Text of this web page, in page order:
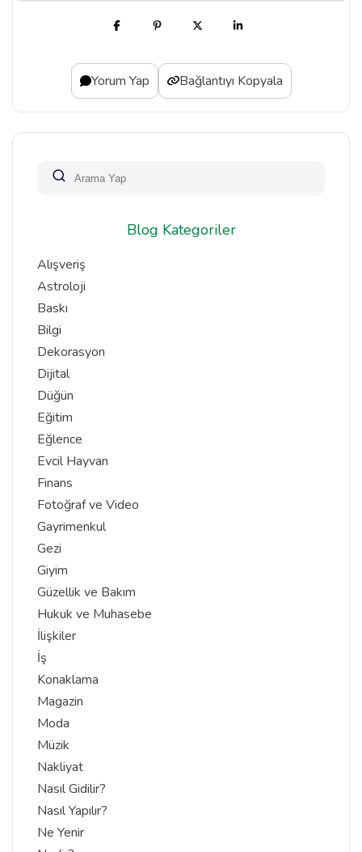
Yorum Yap Bağlantıyı Kopyala
Blog Kategoriler
Alışveriş
Astroloji
Baskı
Bilgi
Dekorasyon
Dijital
Düğün
Eğitim
Eğlence
Evcil Hayvan
Finans
Fotoğraf ve Video
Gayrimenkul
Gezi
Giyim
Güzellik ve Bakım
Hukuk ve Muhasebe
İlişkiler
İş
Konaklama
Magazin
Moda
Müzik
Nakliyat
Nasıl Gidilir?
Nasıl Yapılır?
Ne Yenir